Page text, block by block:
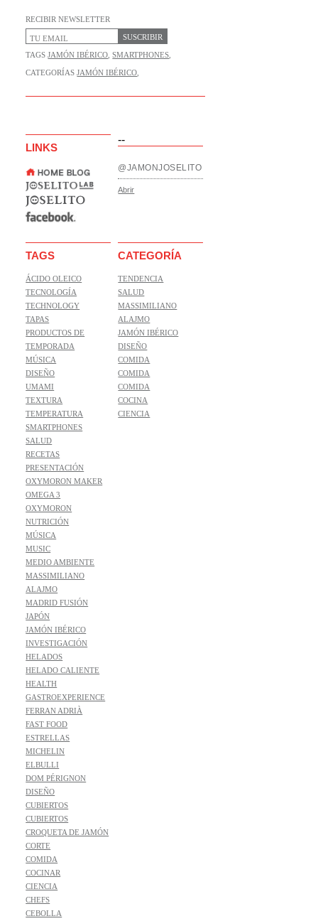
RECIBIR NEWSLETTER
SUSCRIBIR
TAGSJAMÓN IBÉRICO,SMARTPHONES,
CATEGORÍASJAMÓN IBÉRICO,
--
LINKS
@JAMONJOSELITO
Abrir
TAGS
ÁCIDO OLEICO
TECNOLOGÍA
TECHNOLOGY
TAPAS
PRODUCTOS DE
TEMPORADA
MÚSICA
DISEÑO
UMAMI
TEXTURA
TEMPERATURA
SMARTPHONES
SALUD
RECETAS
PRESENTACIÓN
OXYMORON MAKER
OMEGA 3
OXYMORON
NUTRICIÓN
MÚSICA
MUSIC
MEDIO AMBIENTE
MASSIMILIANO
ALAJMO
MADRID FUSIÓN
JAPÓN
JAMÓN IBÉRICO
INVESTIGACIÓN
HELADOS
HELADO CALIENTE
HEALTH
GASTROEXPERIENCE
FERRAN ADRIÀ
FAST FOOD
ESTRELLAS
MICHELIN
ELBULLI
DOM PÉRIGNON
DISEÑO
CUBIERTOS
CUBIERTOS
CROQUETA DE JAMÓN
CORTE
COMIDA
COCINAR
CIENCIA
CHEFS
CEBOLLA
CATEGORÍA
TENDENCIA
SALUD
MASSIMILIANO
ALAJMO
JAMÓN IBÉRICO
DISEÑO
COMIDA
COMIDA
COMIDA
COCINA
CIENCIA